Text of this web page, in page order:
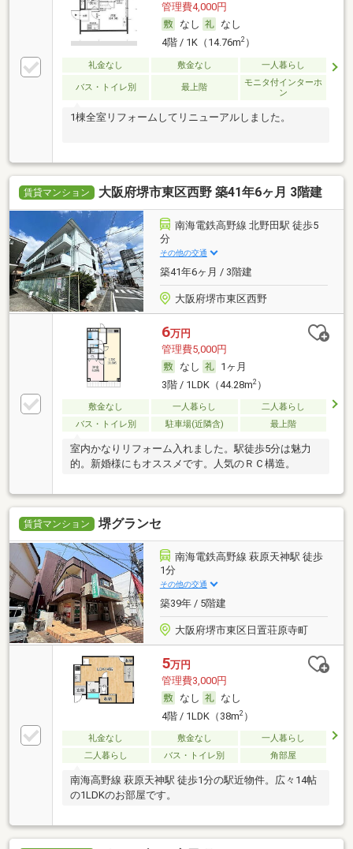
管理費4,000円
なし
なし
4階 / 1K（14.76m2）
礼金なし 敷金なし 一人暮らし
バス・トイレ別 最上階
モニタ付インターホ
ン
1棟全室リフォームしてリニューアルしました。
賃貸マンション 大阪府堺市東区西野 築41年6ヶ月 3階建
南海電鉄高野線 北野田駅 徒歩5
分
その他の交通
築41年6ヶ月 / 3階建
大阪府堺市東区西野
6万円
管理費5,000円
なし
1ヶ月
3階 / 1LDK（44.28m2）
敷金なし 一人暮らし
二人暮らし
バス・トイレ別
駐車場(近隣含) 最上階
室内かなりリフォーム入れました。駅徒歩5分は魅力
的。新婚様にもオススメです。人気のＲＣ構造。
賃貸マンション 堺グランセ
南海電鉄高野線 萩原天神駅 徒歩
1分
その他の交通
築39年 / 5階建
大阪府堺市東区日置荘原寺町
5万円
管理費3,000円
なし
なし
4階 / 1LDK（38m2）
礼金なし 敷金なし
一人暮らし
二人暮らし
バス・トイレ別 角部屋
南海高野線 萩原天神駅 徒歩1分の駅近物件。広々14帖
の1LDKのお部屋です。